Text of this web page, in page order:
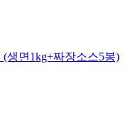
생면1kg+짜장소스5봉)